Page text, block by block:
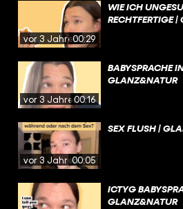
vor 3 Jahren00:29
WIE ICH
RECHTFERTIGE
vor 3 Jahren00:16
BABYSPRACHE
GLANZ&NATUR
vor 3 Jahren00:05
SEX FLUSH |
ICTYG
GLANZ&NATUR